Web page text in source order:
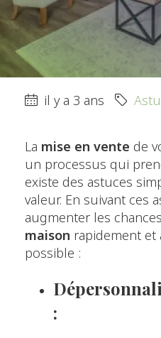
il y a 3 ans
La mise en vente de
un processus qui
existe des astuces
valeur. En suivant ces
augmenter les
maison rapidement
possible :
: